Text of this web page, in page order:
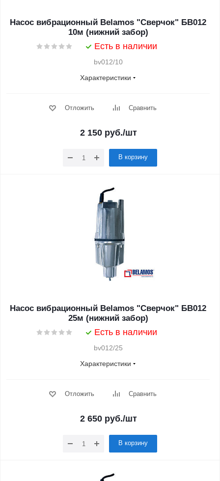
Насос вибрационный Belamos "Сверчок" БВ012
10м (нижний забор)
Есть в наличии
bv012/10
Характеристики
Отложить Сравнить
2 150руб./шт
В корзину
Насос вибрационный Belamos "Сверчок" БВ012
25м (нижний забор)
Есть в наличии
bv012/25
Характеристики
Отложить Сравнить
2 650руб./шт
В корзину